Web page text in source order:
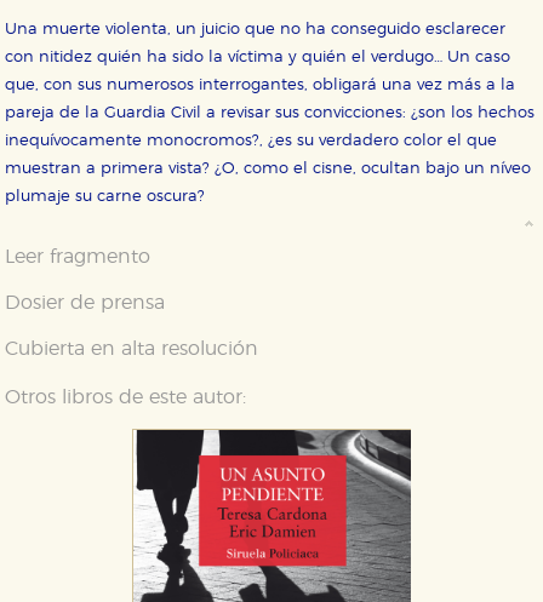
Una muerte violenta, un juicio que no ha conseguido esclarecer
con nitidez quién ha sido la víctima y quién el verdugo… Un caso
que, con sus numerosos interrogantes, obligará una vez más a la
pareja de la Guardia Civil a revisar sus convicciones: ¿son los hechos
inequívocamente monocromos?, ¿es su verdadero color el que
muestran a primera vista? ¿O, como el cisne, ocultan bajo un níveo
plumaje su carne oscura?
Leer fragmento
Dosier de prensa
Cubierta en alta resolución
Otros libros de este autor: